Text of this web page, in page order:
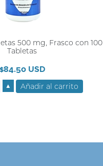
500 mg, Frasco con 100
Tabletas
$84.50 USD
▲